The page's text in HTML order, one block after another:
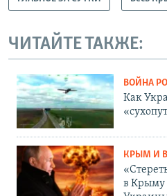
ЧИТАЙТЕ ТАКЖЕ:
ВОЙНА
Как
КРЫМ И
в Крыму